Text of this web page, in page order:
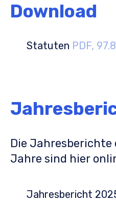
Download
Statuten PDF,
Die Jahresberichte
Jahre sind hier
Jahresbericht